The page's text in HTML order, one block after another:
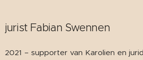
jurist Fabian Swennen
2021 – supporter van Karolien en